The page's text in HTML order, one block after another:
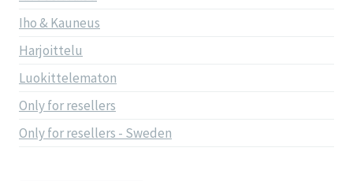
Iho & Kauneus
Harjoittelu
Luokittelematon
Only for resellers
Only for resellers - Sweden